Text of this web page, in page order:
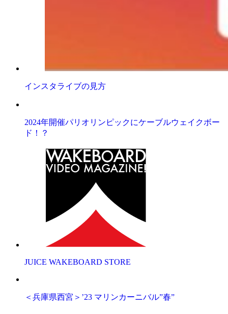
インスタライブの見方
2024年開催パリオリンピックにケーブルウェイクボー
ド！？
JUICE WAKEBOARD STORE
＜兵庫県西宮＞’23 マリンカーニバル”春”